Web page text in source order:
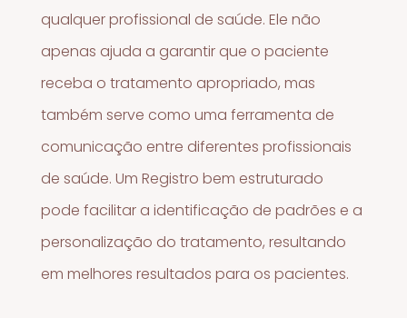
qualquer profissional de saúde. Ele não
apenas ajuda a garantir que o paciente
receba o tratamento apropriado, mas
também serve como uma ferramenta de
comunicação entre diferentes profissionais
de saúde. Um Registro bem estruturado
pode facilitar a identificação de padrões e a
personalização do tratamento, resultando
em melhores resultados para os pacientes.